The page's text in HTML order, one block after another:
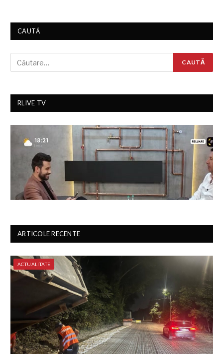
CAUTĂ
RLIVE TV
ARTICOLE RECENTE
ACTUALITATE